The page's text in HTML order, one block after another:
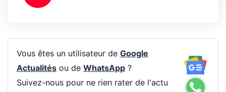
Vous êtes un utilisateur de Google
Actualitésou de WhatsApp?
Suivez-nous pour ne rien rater de l'actu